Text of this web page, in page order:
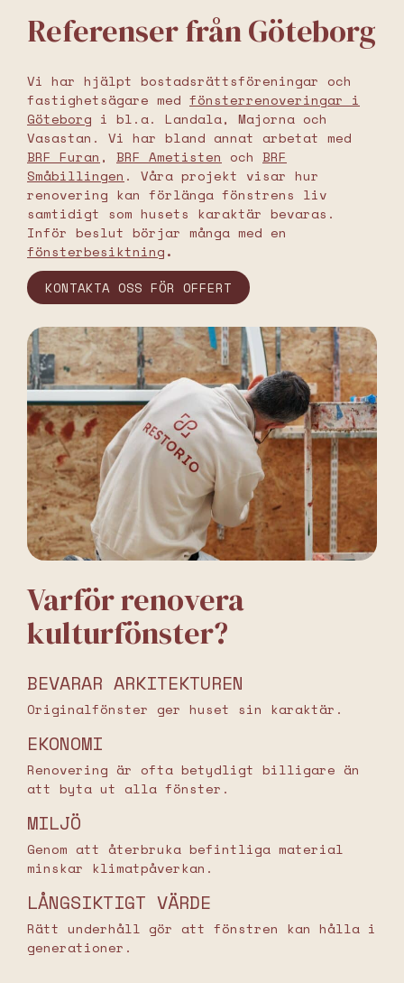
Referenser från Göteborg
Vi har hjälpt bostadsrättsföreningar och
fastighetsägare med fönsterrenoveringar i
Göteborg i bl.a. Landala, Majorna och
Vasastan. Vi har bland annat arbetat med
BRF Furan , BRF Ametisten och BRF
Småbillingen . Våra projekt visar hur
renovering kan förlänga fönstrens liv
samtidigt som husets karaktär bevaras.
Inför beslut börjar många med en
fönsterbesiktning.
KONTAKTA OSS FÖR OFFERT
Varför renovera
kulturfönster?
BEVARAR ARKITEKTUREN
Originalfönster ger huset sin karaktär.
EKONOMI
Renovering är ofta betydligt billigare än
att byta ut alla fönster.
MILJÖ
Genom att återbruka befintliga material
minskar klimatpåverkan.
LÅNGSIKTIGT VÄRDE
Rätt underhåll gör att fönstren kan hålla i
generationer.